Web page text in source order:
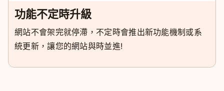
功能不定時升級
網站不會架完就停滯，不定時會推出新功能機制或系
統更新，讓您的網站與時並進!